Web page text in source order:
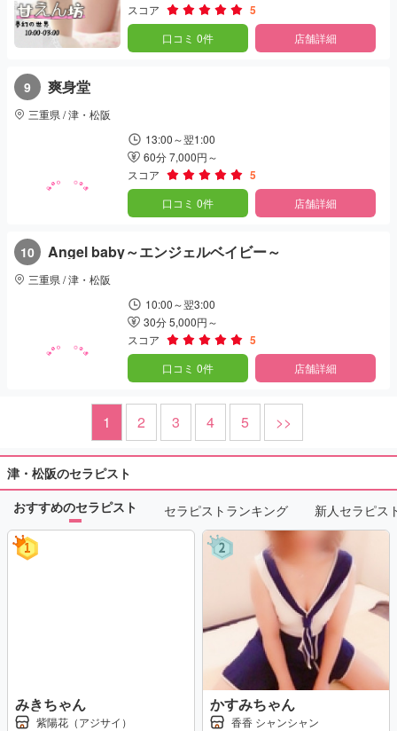
スコア 5
口コミ 0件 店舗詳細
9 爽身堂
三重県 / 津・松阪
13:00～翌1:00
60分 7,000円～
スコア
5
口コミ 0件 店舗詳細
10 Angel baby～エンジェルベイビー～
三重県 / 津・松阪
10:00～翌3:00
30分 5,000円～
スコア
5
口コミ 0件 店舗詳細
1 2 3 4 5 >>
津・松阪のセラピスト
おすすめのセラピスト
セラピストランキング 新人セラピス
みきちゃん
紫陽花（アジサイ）
かすみちゃん
香香 シャンシャン